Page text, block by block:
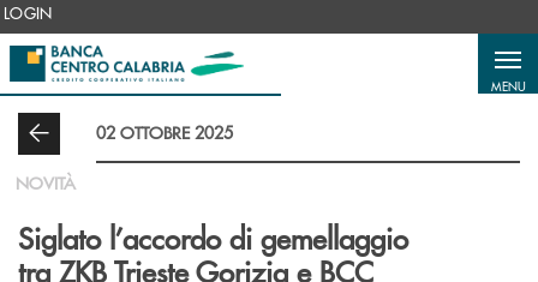
Salta al contenuto principale
LOGIN
MENU
02 OTTOBRE 2025
NOVITÀ
Siglato l’accordo di gemellaggio
tra ZKB Trieste Gorizia e BCC